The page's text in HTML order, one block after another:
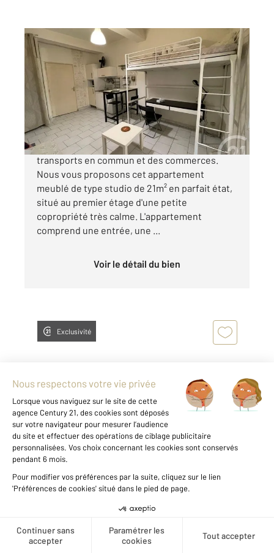
Créer une alerte
MONTPELLIER 34
20,87 m
2 , 1 pièce
Ref : 54842
Appartement Studio à vendre
88 000 €
MONTPELLIER ECUSSON - proche des
transports en commun et des commerces.
Nous vous proposons cet appartement
meublé de type studio de 21m² en parfait état,
situé au premier étage d'une petite
copropriété très calme. L'appartement
comprend une entrée, une ...
Voir le détail du bien
Exclusivité
MONTPELLIER 34
22,55 m
Ref : 54870
Appartement Studio à vendre
55 000 €